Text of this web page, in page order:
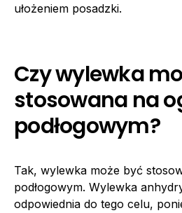
ułożeniem posadzki.
Czy wylewka
stosowana na
podłogowym?
Tak, wylewka może być
podłogowym. Wylewka
odpowiednia do tego celu,